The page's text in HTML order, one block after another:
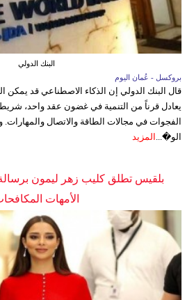
البنك الدولي
بروكسل - عُمان اليوم
قال البنك الدولي إن الذكاء الاصطناعي قد يمكن
يعادل قرناً من التنمية في غضون عقد واحد،
الفجوات في مجالات الطاقة والاتصال
الو�... المزيد
بلقيس تطلق كليب زهر ليمون برسالة
الأمهات